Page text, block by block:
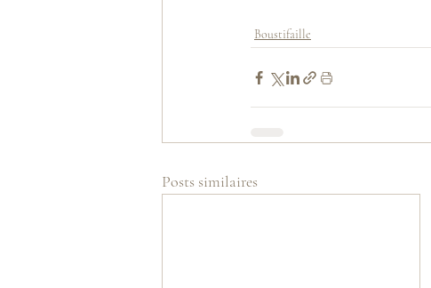
Boustifaille
Posts similaires